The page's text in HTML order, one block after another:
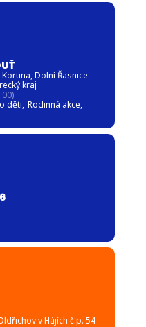
SVATÁ
Raspenava
kraj
děti,